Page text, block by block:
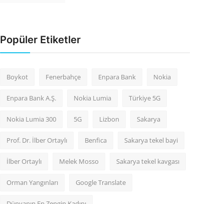
Popüler Etiketler
Boykot Fenerbahçe Enpara Bank Nokia
Enpara Bank A.Ş. Nokia Lumia Türkiye 5G
Nokia Lumia 300 5G Lizbon Sakarya
Prof. Dr. İlber Ortaylı Benfica Sakarya tekel bayi
İlber Ortaylı Melek Mosso Sakarya tekel kavgası
Orman Yangınları Google Translate